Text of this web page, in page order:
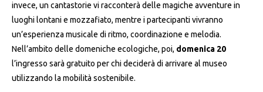
invece, un cantastorie vi racconterà delle magiche avventure in
luoghi lontani e mozzafiato, mentre i partecipanti vivranno
un’esperienza musicale di ritmo, coordinazione e melodia.
Nell’ambito delle domeniche ecologiche, poi, domenica 20
l’ingresso sarà gratuito per chi deciderà di arrivare al museo
utilizzando la mobilità sostenibile.